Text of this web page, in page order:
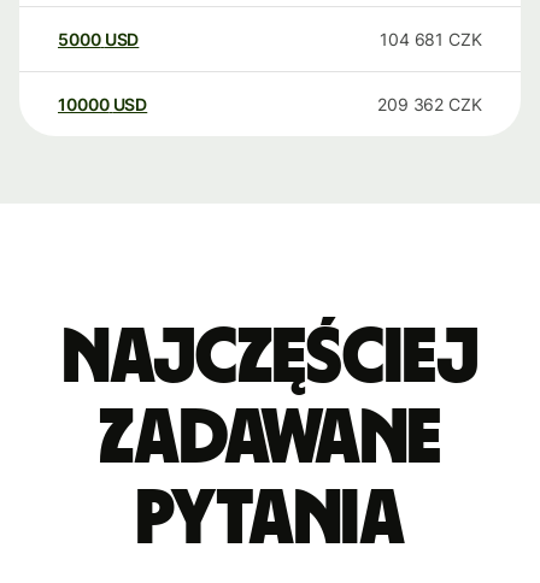
5000 USD 104 681 CZK
10000 USD 209 362 CZK
Najczęściej
zadawane
pytania